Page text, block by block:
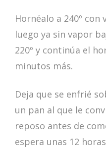
Hornéalo a 240º
luego ya sin vapor
220º y continúa el
minutos más.
Deja que se enfrié
un pan al que le
reposo antes de
espera unas 12